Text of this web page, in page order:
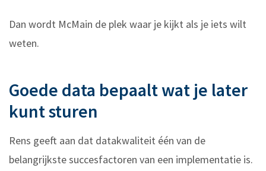
Dan wordt McMain de plek waar je kijkt als je iets wilt
weten.
Goede data bepaalt wat je later
kunt sturen
Rens geeft aan dat datakwaliteit één van de
belangrijkste succesfactoren van een implementatie is.